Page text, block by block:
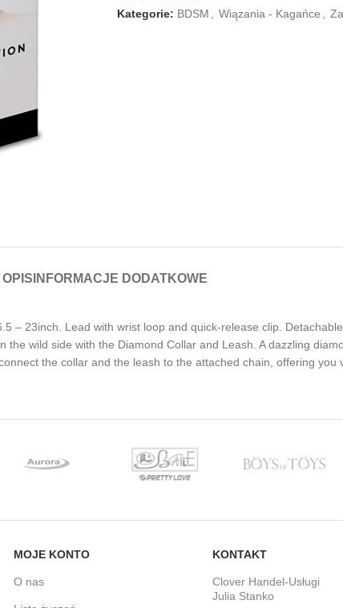
Kategorie: BDSM Wiązania - Kagańce
OPIS INFORMACJE DODATKOWE
– 23inch. Lead with wrist loop and quick-release clip.
wild side with the Diamond Collar and Leash. A dazzling
the collar and the leash to the attached chain, offering you
MOJE KONTO
O nas
KONTAKT
Clover Handel-Usługi
Julia Stanko